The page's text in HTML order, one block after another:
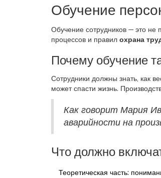
Обучение
Обучение сотрудников — это не
процессов и правил охрана
Почему обучение
Сотрудники должны знать, как
может спасти жизнь.
Как говорит Мария
аварийности на
Что должно
Теоретическая часть: